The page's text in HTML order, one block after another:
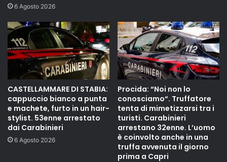
6 Agosto 2026
CASTELLAMMARE DI STABIA:
cappuccio bianco a punta
e machete, furto in un hair-
stylist. 53enne arrestato
dai Carabinieri
6 Agosto 2026
Procida: “Noi non lo
conosciamo“. Truffatore
tenta di mimetizzarsi tra i
turisti. Carabinieri
arrestano 32enne. L’uomo
è coinvolto anche in una
truffa avvenuta il giorno
prima a Capri